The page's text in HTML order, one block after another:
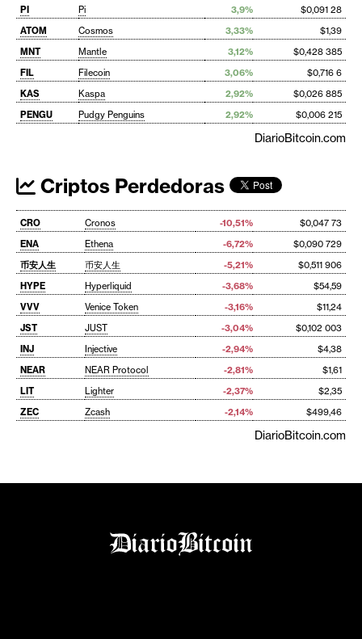
PI
Pi 3,9%
$0,091 28
ATOM
Cosmos 3,33%
$1,39
MNT
Mantle 3,12%
$0,428 385
FIL
Filecoin 3,06%
$0,716 6
KAS
Kaspa 2,92%
$0,026 885
PENGU
Pudgy Penguins 2,92% $0,006 215
DiarioBitcoin.com
Criptos Perdedoras
CRO Cronos -10,51%
$0,047 73
ENA
Ethena -6,72%
$0,090 729
币安人生
币安人生 -5,21%
$0,511 906
HYPE
Hyperliquid -3,68%
$54,59
VVV
Venice Token -3,16%
$11,24
JST
JUST -3,04%
$0,102 003
INJ
Injective -2,94%
$4,38
NEAR
NEAR Protocol -2,81%
$1,61
LIT
Lighter -2,37%
$2,35
ZEC
Zcash -2,14% $499,46
DiarioBitcoin.com